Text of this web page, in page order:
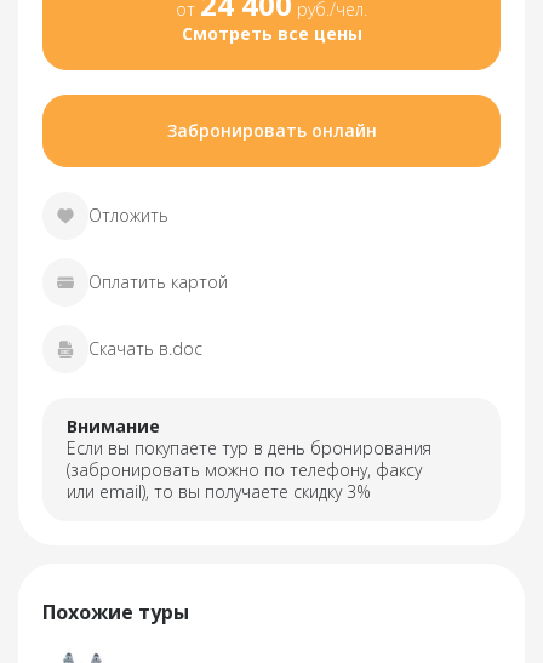
от
руб./чел.
Смотреть все цены
Забронировать онлайн
Отложить
Оплатить картой
Скачать в.doc
Внимание
Если вы покупаете тур в день бронирования
(забронировать можно по телефону, факсу
или email), то вы получаете скидку 3%
Похожие туры